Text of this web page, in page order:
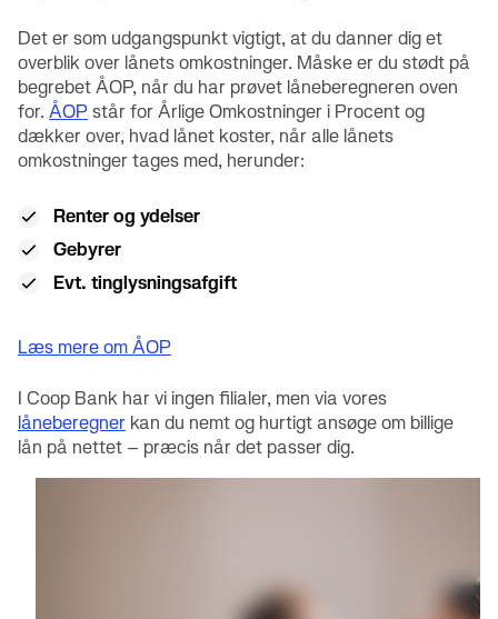
Det er som udgangspunkt vigtigt, at du danner dig et
overblik over lånets omkostninger. Måske er du stødt på
begrebet ÅOP, når du har prøvet låneberegneren oven
for. ÅOPstår for Årlige Omkostninger i Procent og
dækker over, hvad lånet koster, når alle lånets
omkostninger tages med, herunder:
Renter og ydelser
Gebyrer
Evt. tinglysningsafgift
Læs mere om ÅOP
I Coop Bank har vi ingen filialer, men via vores
låneberegner kan du nemt og hurtigt ansøge om billige
lån på nettet – præcis når det passer dig.